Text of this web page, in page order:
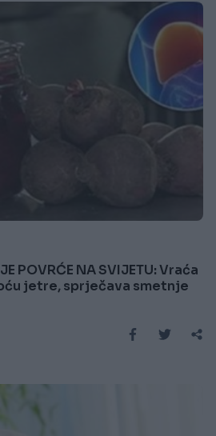
POVRĆE NA SVIJETU: Vraća
jetre, sprječava smetnje